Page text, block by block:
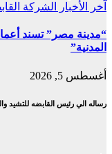
آخر الأخبار
الشركة
المدنية”
أغسطس 5, 2026
رساله الي رئيس القابضه للتشيد